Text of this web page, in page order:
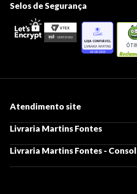
Selos de Segurança
Atendimento site
Livraria Martins Fontes
Livraria Martins Fontes -